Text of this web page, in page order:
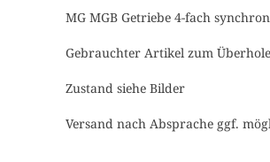
MG MGB Getriebe 4-fach
Gebrauchter Artikel zum
Zustand siehe Bilder
Versand nach Absprache ggf.